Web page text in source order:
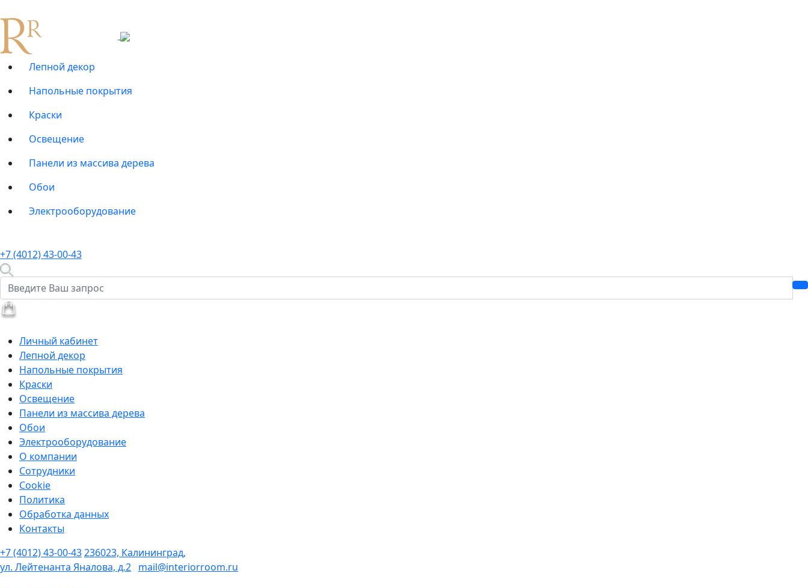
Лепной декор
Напольные покрытия
Краски
Освещение
Панели из массива дерева
Обои
Электрооборудование
+7 (4012) 43-00-43
Личный кабинет
Лепной декор
Напольные покрытия
Краски
Освещение
Панели из массива дерева
Обои
Электрооборудование
О компании
Сотрудники
Cookie
Политика
Обработка данных
Контакты
+7 (4012) 43-00-43236023, Калининград,
ул. Лейтенанта Яналова, д.2 mail@interiorroom.ru